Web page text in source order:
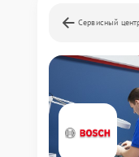
Сервисный